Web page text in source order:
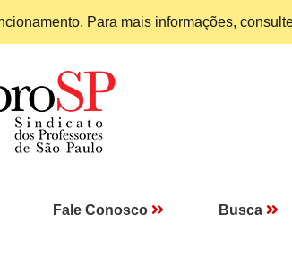
Para mais informações,
Fale Conosco Busca